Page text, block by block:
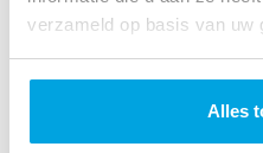
verzameld op basis van uw
Alles
Verschijningsvorm: DVD,